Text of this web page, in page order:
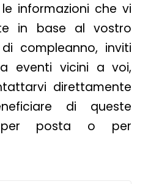
informazioni che vi
in base al vostro
compleanno, inviti
a eventi vicini a voi,
direttamente
di queste
per posta o per